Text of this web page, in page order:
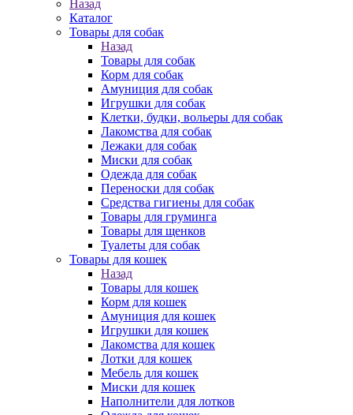
Назад
Каталог
Товары для собак
Назад
Товары для собак
Корм для собак
Амуниция для собак
Игрушки для собак
Клетки, будки, вольеры для собак
Лакомства для собак
Лежаки для собак
Миски для собак
Одежда для собак
Переноски для собак
Средства гигиены для собак
Товары для груминга
Товары для щенков
Туалеты для собак
Товары для кошек
Назад
Товары для кошек
Корм для кошек
Амуниция для кошек
Игрушки для кошек
Лакомства для кошек
Лотки для кошек
Мебель для кошек
Миски для кошек
Наполнители для лотков